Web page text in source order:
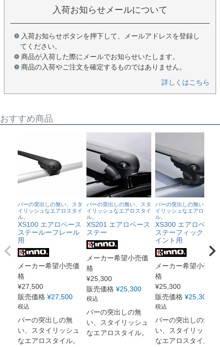
入荷お知らせメールについて
入荷お知らせボタンを押下して、メールアドレスを登録し
てください。
商品が入荷した際にメールでお知らせいたします。
商品の入荷やご注文を確定するものではありません。
詳しくはこちら
おすすめ商品
バーの突出しの無い、スタ
イリッシュなエアロスタイ
ル。
XS100 エアロベース
ステールーフレール
用
メーカー希望小売価
格
¥27,500
販売価格 ¥27,500
税込
バーの突出しの無
い、スタイリッシュ
なエアロスタイル。
バーの突出しの無い、スタ
イリッシュなエアロスタイ
ル。
XS201 エアロベース
ステー
メーカー希望小売価
格
¥25,300
販売価格 ¥25,300
税込
バーの突出しの無
い、スタイリッシュ
なエアロスタイル。
バーの突出しの無い、スタ
イリッシュなエアロスタイ
ル。
XS300 エアロベース
ステーフィックスポ
イント用
メーカー希望小売価
格
¥25,300
販売価格 ¥25,300
税込
バーの突出しの無
い、スタイリッシュ
なエアロスタイル。